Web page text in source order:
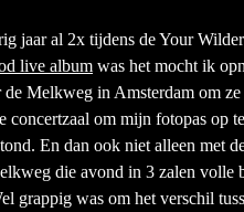
jaar al 2x tijdens de Your
live album was het mocht ik
de Melkweg in Amsterdam om
concertzaal om mijn fotopas op
En dan ook niet alleen met
die avond in 3 zalen volle
grappig was om het verschil